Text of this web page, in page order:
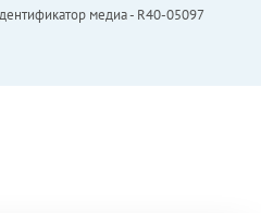
медиа - R40-05097